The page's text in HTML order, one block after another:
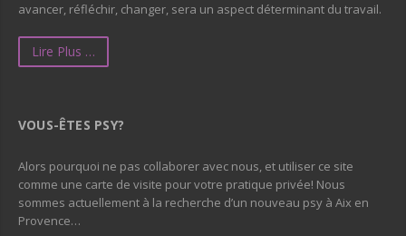
avancer, réfléchir, changer, sera un aspect déterminant du travail.
Lire Plus …
VOUS-ÊTES PSY?
Alors pourquoi ne pas collaborer avec nous, et utiliser ce site
comme une carte de visite pour votre pratique privée! Nous
sommes actuellement à la recherche d’un nouveau psy à Aix en
Provence…